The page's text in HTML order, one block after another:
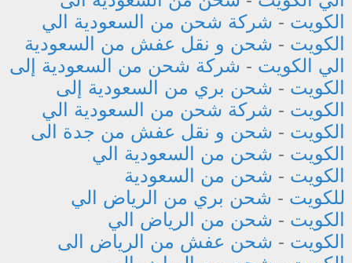
الكويت - شركة شحن من السعودية الي
الكويت - شحن و نقل عفش من السعودية
الي الكويت - شركة شحن من السعودية إلى
الكويت - شحن بري من السعودية إلى
الكويت - شركة شحن من السعودية الي
الكويت - شحن و نقل عفش من جدة الى
الكويت - شحن من السعودية الي
الكويت - شحن من السعودية
للكويت - شحن بري من الرياض الي
الكويت - شحن من الرياض الي
الكويت - شحن عفش من الرياض الى